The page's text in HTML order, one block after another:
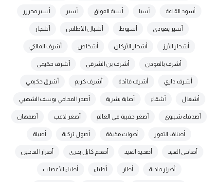
أسود القاعة أسيا أسية المواق أسير أسير محررر
أسير يهودي أسيوط أشبال الأطلس أشجار
أشجار الأرز أشجار الأركان أشخاص أشرف المالكي
أشرف بالمودن أشرف بن الشرقي أشرف حكيمي
أشرف داري أشرف فائدة أشرف كريم أشرق حكيمي
أشغال أشقاء أصابة بشرية أصدر المحامي يوسف الشهبي
أصدقاء شينوي أصغر حقيبة في العالم أصغر لاعب أصفهان
أصناف التمور أصوات مخيفة أصول تركية أصيلة
أضاحي العيد أضحية العيد أضخم كابل بحري أضرار التدخين
أضرار مادية أطار أطباء أطباء الأعصاب